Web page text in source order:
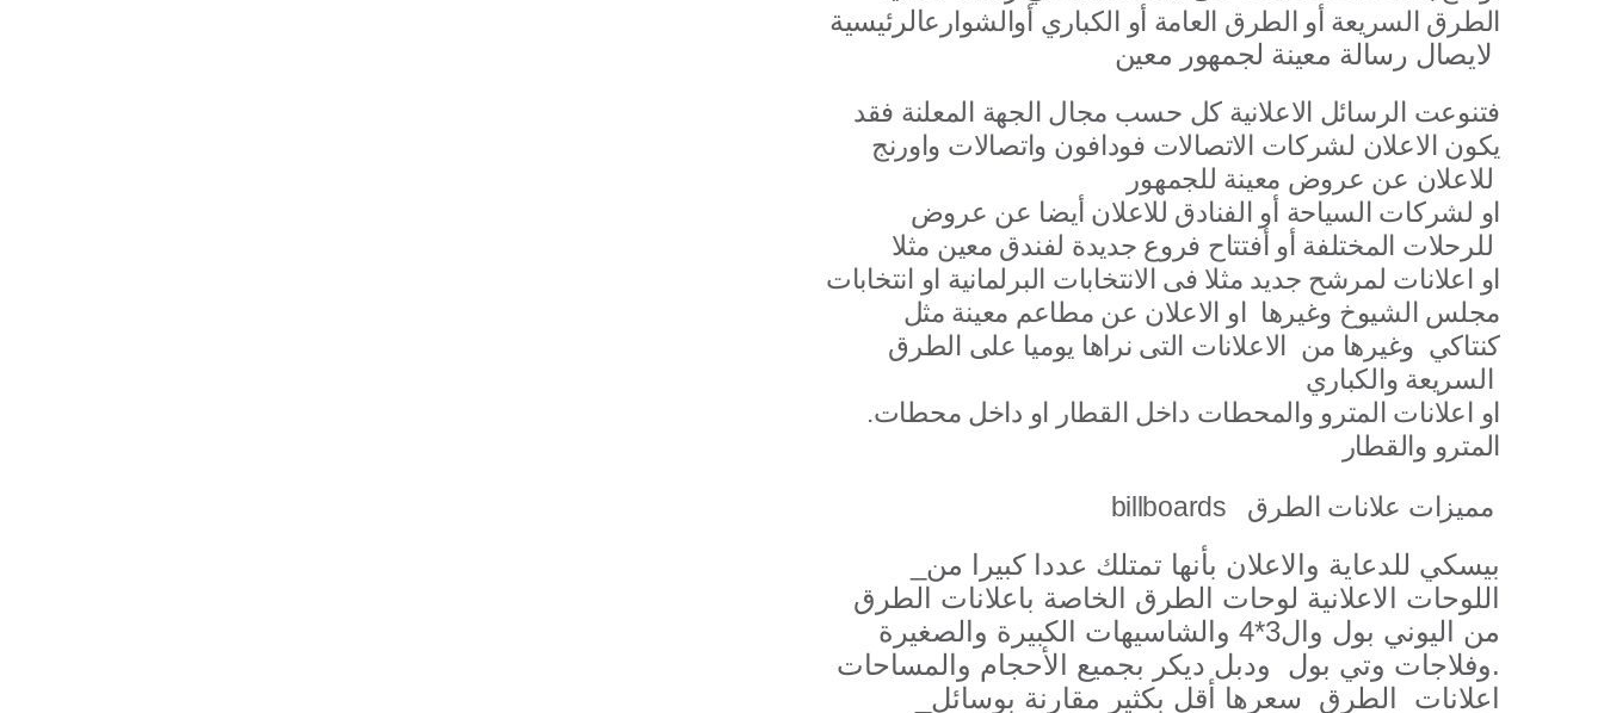
الطرق السريعة أو الطرق العامة أو الكباري أوالشوارعالرئيسية
فتنوعت الرسائل الاعلانية كل حسب مجال الجهة المعلنة فقد
يكون الاعلان لشركات الاتصالات فودافون واتصالات واورنج
او لشركات السياحة أو الفنادق للاعلان أيضا عن عروض
او اعلانات لمرشح جديد مثلا فى الانتخابات البرلمانية او انتخابات
مجلس الشيوخ وغيرها او الاعلان عن مطاعم معينة مثل
كنتاكي وغيرها من الاعلانات التى نراها يوميا على الطرق
.او اعلانات المترو والمحطات داخل القطار او داخل محطات
المترو والقطار
اللوحات الاعلانية لوحات الطرق الخاصة باعلانات الطرق
من اليوني بول وال3*4 والشاسيهات الكبيرة والصغيرة
وفلاجات وتي بول ودبل ديكر بجميع الأحجام والمساحات.